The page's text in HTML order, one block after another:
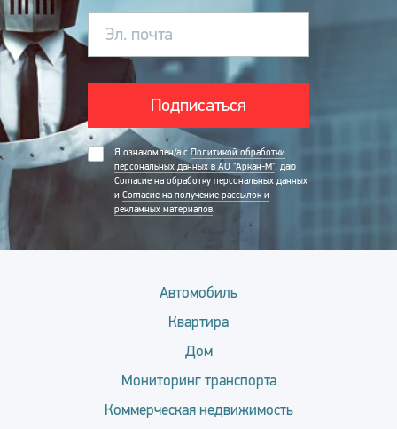
Эл. почта
Подписаться
Я ознакомлен/а с Политикой обработки
персональных данных в АО "Аркан-М", даю
Согласие на обработку персональных данных
и Согласие на получение рассылок и
рекламных материалов.
Автомобиль
Квартира
Дом
Мониторинг транспорта
Коммерческая недвижимость